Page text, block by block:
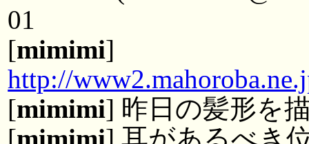
01
[mimimi]
http://
[mimimi] 昨日の髪形を
[mimimi] 耳があるべき